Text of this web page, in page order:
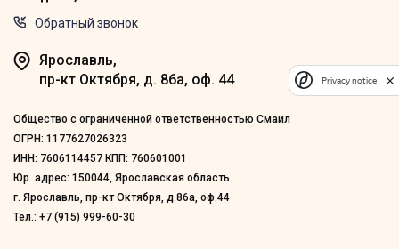
Обратный звонок
Ярославль,
пр-кт Октября, д. 86а, оф. 44
Общество с ограниченной ответственностью Смаил
ОГРН: 1177627026323
ИНН: 7606114457 КПП: 760601001
Юр. адрес: 150044, Ярославская область
г. Ярославль, пр-кт Октября, д.86а, оф.44
Тел.: +7 (915) 999-60-30
Privacy notice